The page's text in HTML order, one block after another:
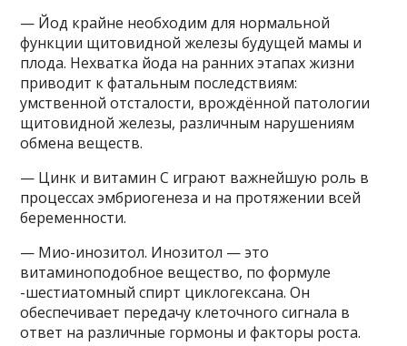
— Йод крайне необходим для нормальной
функции щитовидной железы будущей мамы и
плода. Нехватка йода на ранних этапах жизни
приводит к фатальным последствиям:
умственной отсталости, врождённой патологии
щитовидной железы, различным нарушениям
обмена веществ.
— Цинк и витамин С играют важнейшую роль в
процессах эмбриогенеза и на протяжении всей
беременности.
— Мио-инозитол. Инозитол — это
витаминоподобное вещество, по формуле
-шестиатомный спирт циклогексана. Он
обеспечивает передачу клеточного сигнала в
ответ на различные гормоны и факторы роста.